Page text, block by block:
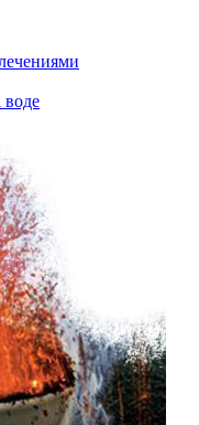
воде